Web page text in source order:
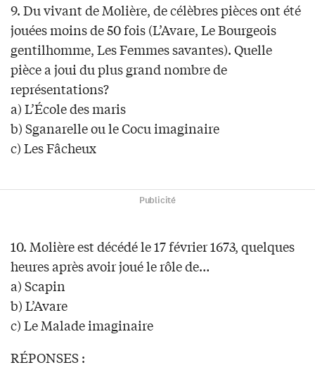
9. Du vivant de Molière, de célèbres pièces ont été
jouées moins de 50 fois (L’Avare, Le Bourgeois
gentilhomme, Les Femmes savantes). Quelle
pièce a joui du plus grand nombre de
représentations?
a) L’École des maris
b) Sganarelle ou le Cocu imaginaire
c) Les Fâcheux
Publicité
10. Molière est décédé le 17 février 1673, quelques
heures après avoir joué le rôle de…
a) Scapin
b) L’Avare
c) Le Malade imaginaire
RÉPONSES :